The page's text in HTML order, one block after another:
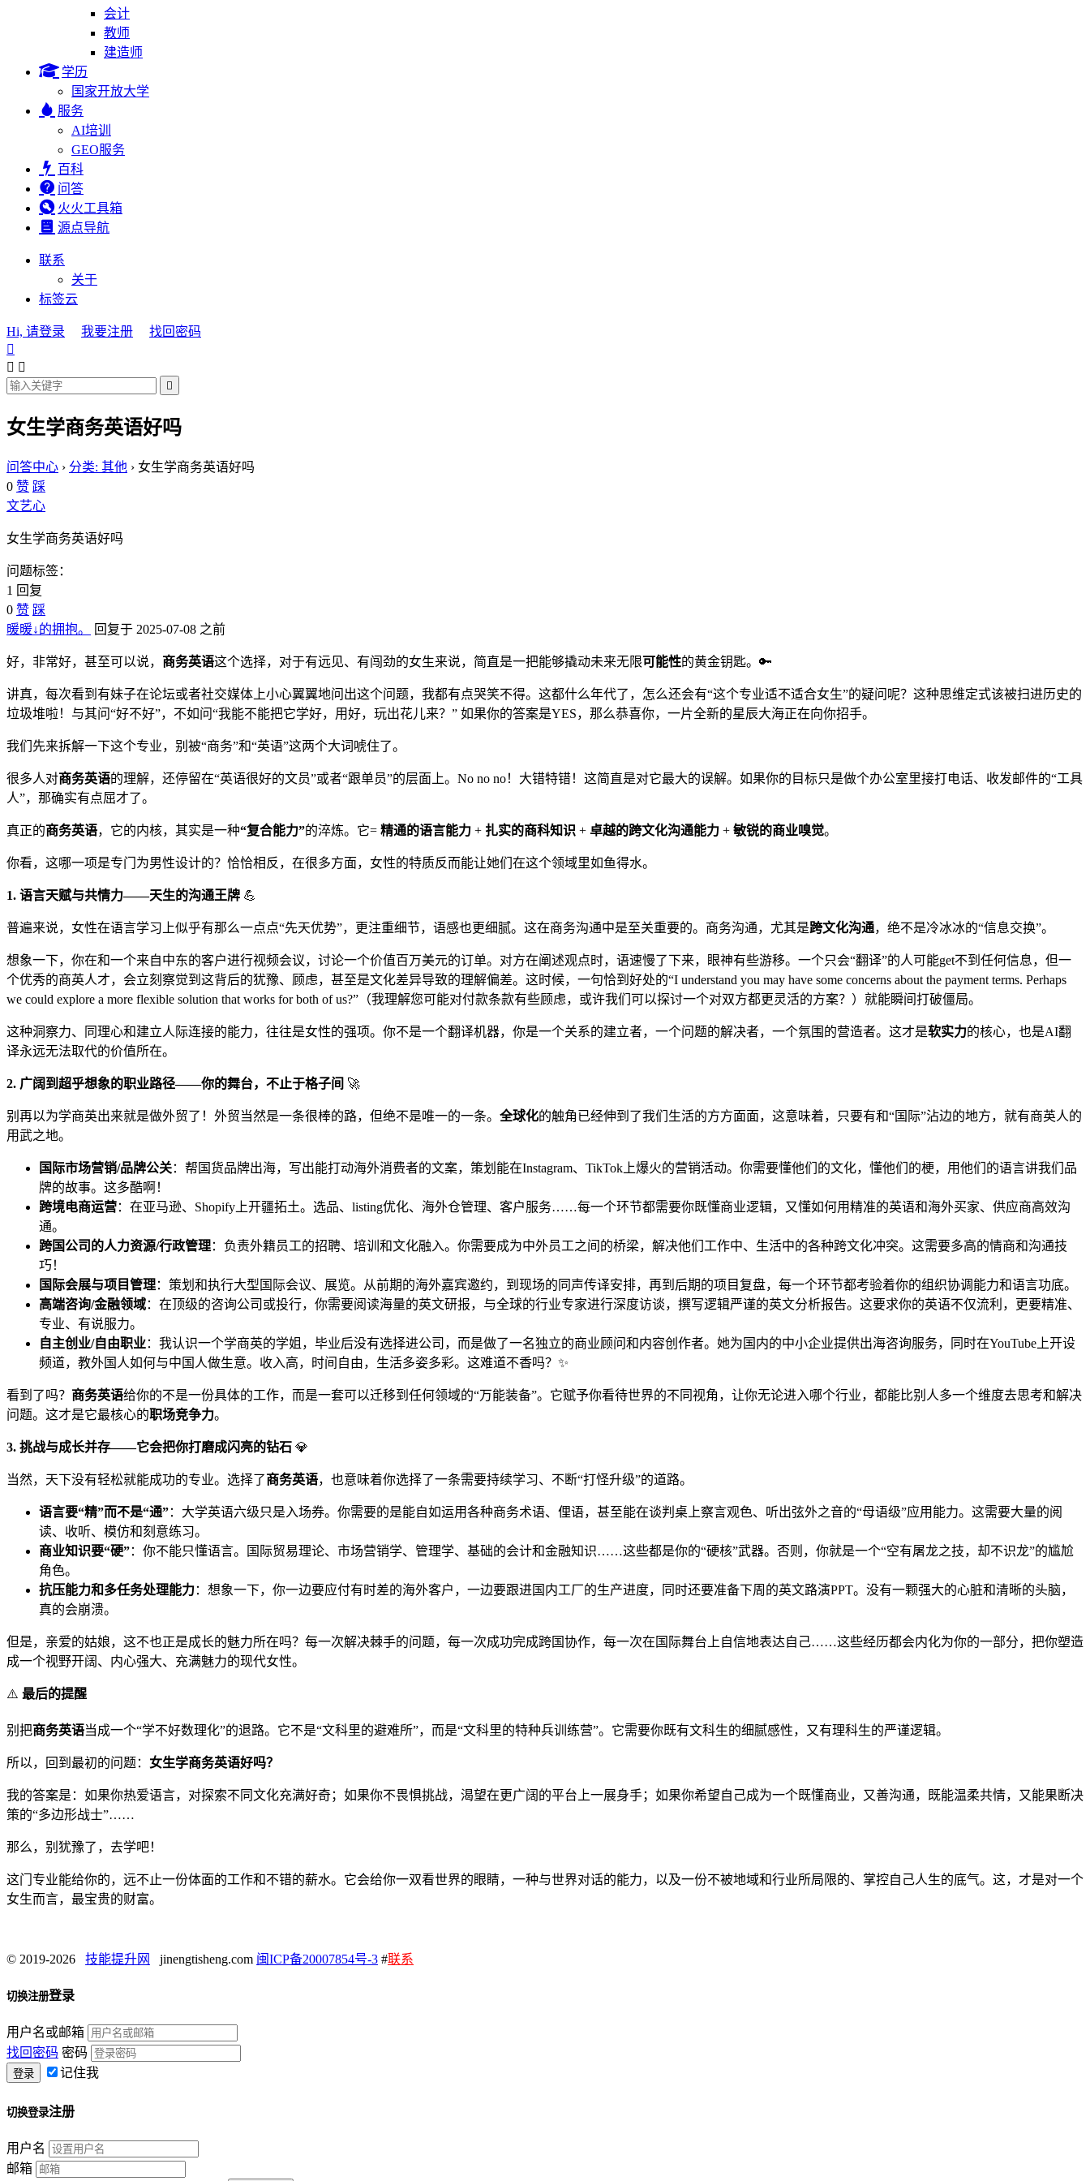
会计
教师
建造师
学历
国家开放大学
服务
AI培训
GEO服务
百科
问答
火火工具箱
源点导航
联系
关于
标签云
Hi, 请登录 我要注册
找回密码

 

女生学商务英语好吗
问答中心 › 分类: 其他 › 女生学商务英语好吗
0 赞 踩
文艺心
女生学商务英语好吗
问题标签：
1 回复
0 赞 踩
暖暖↓的拥抱。
回复于 2025-07-08 之前
好，非常好，甚至可以说， 商务英语这个选择，对于有远见、有闯劲的女生来说，简直是一把能够撬动未来无限可能性的黄金钥匙。🔑
讲真，每次看到有妹子在论坛或者社交媒体上小心翼翼地问出这个问题，我都有点哭笑不得。这都什么年代了，怎么还会有“这个专业适不适合女生”的疑问呢？这种思维定式该被扫进历史的
垃圾堆啦！与其问“好不好”，不如问“我能不能把它学好，用好，玩出花儿来？” 如果你的答案是YES，那么恭喜你，一片全新的星辰大海正在向你招手。
我们先来拆解一下这个专业，别被“商务”和“英语”这两个大词唬住了。
很多人对商务英语的理解，还停留在“英语很好的文员”或者“跟单员”的层面上。No no no！大错特错！这简直是对它最大的误解。如果你的目标只是做个办公室里接打电话、收发邮件的“工具
人”，那确实有点屈才了。
真正的商务英语，它的内核，其实是一种“复合能力”的淬炼。它= 精通的语言能力 + 扎实的商科知识 + 卓越的跨文化沟通能力 + 敏锐的商业嗅觉。
你看，这哪一项是专门为男性设计的？恰恰相反，在很多方面，女性的特质反而能让她们在这个领域里如鱼得水。
1. 语言天赋与共情力——天生的沟通王牌 💪
普遍来说，女性在语言学习上似乎有那么一点点“先天优势”，更注重细节，语感也更细腻。这在商务沟通中是至关重要的。商务沟通，尤其是跨文化沟通，绝不是冷冰冰的“信息交换”。
想象一下，你在和一个来自中东的客户进行视频会议，讨论一个价值百万美元的订单。对方在阐述观点时，语速慢了下来，眼神有些游移。一个只会“翻译”的人可能get不到任何信息，但一
个优秀的商英人才，会立刻察觉到这背后的犹豫、顾虑，甚至是文化差异导致的理解偏差。这时候，一句恰到好处的“I understand you may have some concerns about the payment terms. Perhaps
we could explore a more flexible solution that works for both of us?”（我理解您可能对付款条款有些顾虑，或许我们可以探讨一个对双方都更灵活的方案？）就能瞬间打破僵局。
这种洞察力、同理心和建立人际连接的能力，往往是女性的强项。你不是一个翻译机器，你是一个关系的建立者，一个问题的解决者，一个氛围的营造者。这才是软实力的核心，也是AI翻
译永远无法取代的价值所在。
2. 广阔到超乎想象的职业路径——你的舞台，不止于格子间 🚀
别再以为学商英出来就是做外贸了！外贸当然是一条很棒的路，但绝不是唯一的一条。 全球化的触角已经伸到了我们生活的方方面面，这意味着，只要有和“国际”沾边的地方，就有商英人的
用武之地。
国际市场营销/品牌公关：帮国货品牌出海，写出能打动海外消费者的文案，策划能在Instagram、TikTok上爆火的营销活动。你需要懂他们的文化，懂他们的梗，用他们的语言讲我们品
牌的故事。这多酷啊！
跨境电商运营：在亚马逊、Shopify上开疆拓土。选品、listing优化、海外仓管理、客户服务……每一个环节都需要你既懂商业逻辑，又懂如何用精准的英语和海外买家、供应商高效沟
通。
跨国公司的人力资源/行政管理：负责外籍员工的招聘、培训和文化融入。你需要成为中外员工之间的桥梁，解决他们工作中、生活中的各种跨文化冲突。这需要多高的情商和沟通技
巧！
国际会展与项目管理：策划和执行大型国际会议、展览。从前期的海外嘉宾邀约，到现场的同声传译安排，再到后期的项目复盘，每一个环节都考验着你的组织协调能力和语言功底。
高端咨询/金融领域：在顶级的咨询公司或投行，你需要阅读海量的英文研报，与全球的行业专家进行深度访谈，撰写逻辑严谨的英文分析报告。这要求你的英语不仅流利，更要精准、
专业、有说服力。
自主创业/自由职业：我认识一个学商英的学姐，毕业后没有选择进公司，而是做了一名独立的商业顾问和内容创作者。她为国内的中小企业提供出海咨询服务，同时在YouTube上开设
频道，教外国人如何与中国人做生意。收入高，时间自由，生活多姿多彩。这难道不香吗？✨
看到了吗？ 商务英语给你的不是一份具体的工作，而是一套可以迁移到任何领域的“万能装备”。它赋予你看待世界的不同视角，让你无论进入哪个行业，都能比别人多一个维度去思考和解决
问题。这才是它最核心的职场竞争力。
3. 挑战与成长并存——它会把你打磨成闪亮的钻石 💎
当然，天下没有轻松就能成功的专业。选择了商务英语，也意味着你选择了一条需要持续学习、不断“打怪升级”的道路。
语言要“精”而不是“通”：大学英语六级只是入场券。你需要的是能自如运用各种商务术语、俚语，甚至能在谈判桌上察言观色、听出弦外之音的“母语级”应用能力。这需要大量的阅
读、收听、模仿和刻意练习。
商业知识要“硬”：你不能只懂语言。国际贸易理论、市场营销学、管理学、基础的会计和金融知识……这些都是你的“硬核”武器。否则，你就是一个“空有屠龙之技，却不识龙”的尴尬
角色。
抗压能力和多任务处理能力：想象一下，你一边要应付有时差的海外客户，一边要跟进国内工厂的生产进度，同时还要准备下周的英文路演PPT。没有一颗强大的心脏和清晰的头脑，
真的会崩溃。
但是，亲爱的姑娘，这不也正是成长的魅力所在吗？每一次解决棘手的问题，每一次成功完成跨国协作，每一次在国际舞台上自信地表达自己……这些经历都会内化为你的一部分，把你塑造
成一个视野开阔、内心强大、充满魅力的现代女性。
⚠️ 最后的提醒
别把商务英语当成一个“学不好数理化”的退路。它不是“文科里的避难所”，而是“文科里的特种兵训练营”。它需要你既有文科生的细腻感性，又有理科生的严谨逻辑。
所以，回到最初的问题： 女生学商务英语好吗？
我的答案是：如果你热爱语言，对探索不同文化充满好奇；如果你不畏惧挑战，渴望在更广阔的平台上一展身手；如果你希望自己成为一个既懂商业，又善沟通，既能温柔共情，又能果断决
策的“多边形战士”……
那么，别犹豫了，去学吧！
这门专业能给你的，远不止一份体面的工作和不错的薪水。它会给你一双看世界的眼睛，一种与世界对话的能力，以及一份不被地域和行业所局限的、掌控自己人生的底气。这，才是对一个
女生而言，最宝贵的财富。
© 2019-2026 技能提升网 jinengtisheng.com 闽ICP备20007854号-3 #联系
切换注册登录
用户名或邮箱
找回密码 密码
记住我
切换登录注册
用户名
邮箱